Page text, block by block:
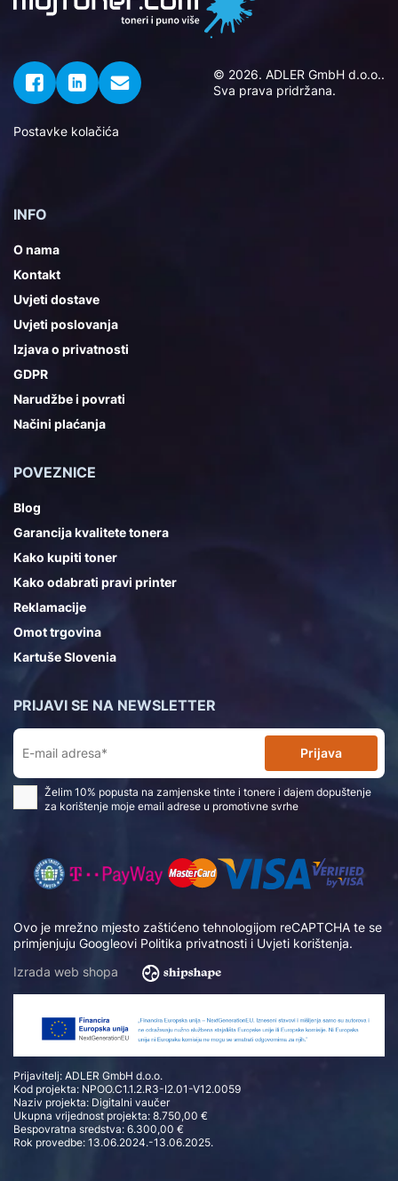
© 2026. ADLER GmbH d.o.o..
Sva prava pridržana.
Postavke kolačića
INFO
O nama
Kontakt
Uvjeti dostave
Uvjeti poslovanja
Izjava o privatnosti
GDPR
Narudžbe i povrati
Načini plaćanja
POVEZNICE
Blog
Garancija kvalitete tonera
Kako kupiti toner
Kako odabrati pravi printer
Reklamacije
Omot trgovina
Kartuše Slovenia
Ovo je mrežno mjesto zaštićeno tehnologijom reCAPTCHA te se
primjenjuju Googleovi Politika privatnosti i Uvjeti korištenja.
Izrada web shopa
Prijavitelj: ADLER GmbH d.o.o.
Kod projekta: NPOO.C1.1.2.R3-I2.01-V12.0059
Naziv projekta: Digitalni vaučer
Ukupna vrijednost projekta: 8.750,00 €
Bespovratna sredstva: 6.300,00 €
Rok provedbe: 13.06.2024.-13.06.2025.
PRIJAVI SE NA NEWSLETTER
Prijava
Želim 10% popusta na zamjenske tinte i tonere i dajem dopuštenje
za korištenje moje email adrese u promotivne svrhe